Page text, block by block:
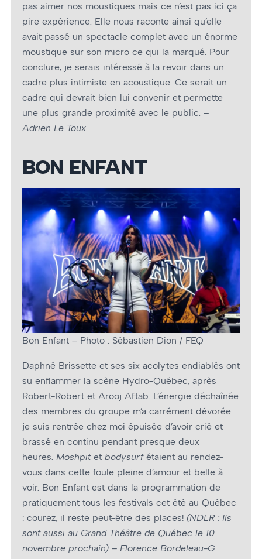
pas aimer nos moustiques mais ce n’est pas ici ça
pire expérience. Elle nous raconte ainsi qu’elle
avait passé un spectacle complet avec un énorme
moustique sur son micro ce qui la marqué. Pour
conclure, je serais intéressé à la revoir dans un
cadre plus intimiste en acoustique. Ce serait un
cadre qui devrait bien lui convenir et permette
une plus grande proximité avec le public. –
Adrien Le Toux
BON ENFANT
Bon Enfant – Photo : Sébastien Dion / FEQ
Daphné Brissette et ses six acolytes endiablés ont
su enflammer la scène Hydro-Québec, après
Robert-Robert et Arooj Aftab. L’énergie déchaînée
des membres du groupe m’a carrément dévorée :
je suis rentrée chez moi épuisée d’avoir crié et
brassé en continu pendant presque deux
heures. Moshpitet bodysurf étaient au rendez-
vous dans cette foule pleine d’amour et belle à
voir. Bon Enfant est dans la programmation de
pratiquement tous les festivals cet été au Québec
: courez, il reste peut-être des places! (NDLR : Ils
sont aussi au Grand Théâtre de Québec le 10
novembre prochain) – Florence Bordeleau-G